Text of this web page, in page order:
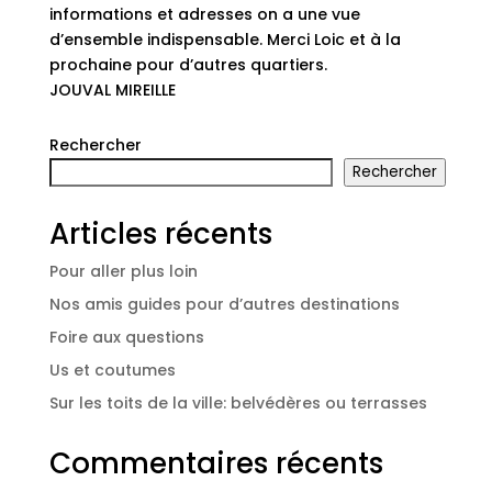
informations et adresses on a une vue
d’ensemble indispensable. Merci Loic et à la
prochaine pour d’autres quartiers.
JOUVAL MIREILLE
Rechercher
Rechercher
Articles récents
Pour aller plus loin
Nos amis guides pour d’autres destinations
Foire aux questions
Us et coutumes
Sur les toits de la ville: belvédères ou terrasses
Commentaires récents